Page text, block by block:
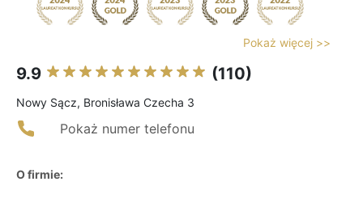
Pokaż więcej >>
9.9 (110)
Nowy Sącz, Bronisława Czecha 3
Pokaż numer telefonu
O firmie: